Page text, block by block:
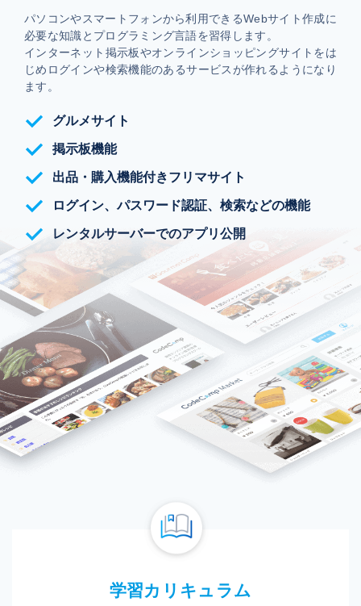
パソコンやスマートフォンから利用できるWebサイト作成に
必要な知識とプログラミング言語を習得します。
インターネット掲示板やオンラインショッピングサイトをは
じめログインや検索機能のあるサービスが作れるようになり
ます。
グルメサイト
掲示板機能
出品・購入機能付きフリマサイト
ログイン、パスワード認証、検索などの機能
レンタルサーバーでのアプリ公開
学習カリキュラム